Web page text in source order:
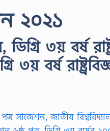
২০২১
৩য় বর্ষ
৩য় বর্ষ